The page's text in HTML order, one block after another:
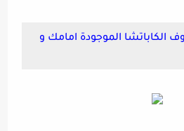
الكاباتشا الموجودة امامك و